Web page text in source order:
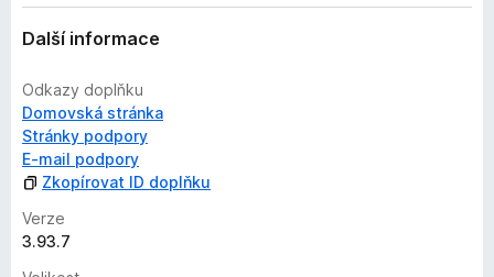
Další informace
Odkazy doplňku
Domovská stránka
Stránky podpory
E-mail podpory
Zkopírovat ID doplňku
Verze
3.93.7